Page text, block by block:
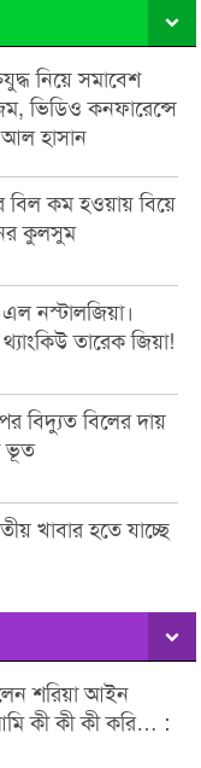
নিয়ে সমাবেশ
ভিডিও কনফারেন্সে
হাসান
বিল কম হওয়ায় বিয়ে
কুলসুম
নস্টালজিয়া।
তারেক জিয়া!
বিদ্যুত বিলের দায়
ভূত
খাবার হতে যাচ্ছে
শরিয়া আইন
কী কী কী করি… :